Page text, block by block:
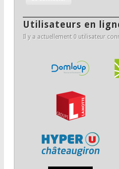
Utilisateurs en
Il y a actuellement 0 utilisateur